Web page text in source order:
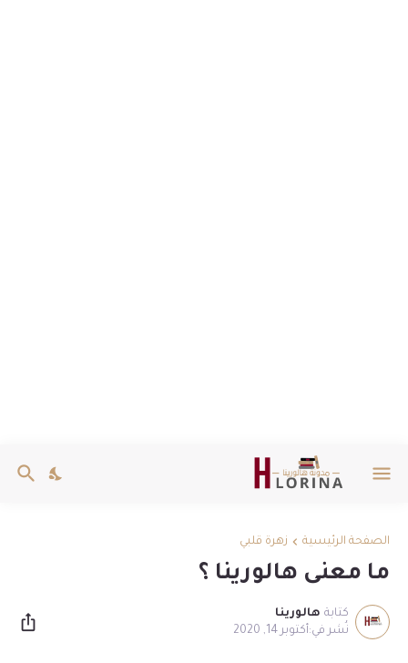
الصفحة الرئيسية زهرة قلبي
ما معنى هالورينا ؟
كتابة هالورينا
أكتوبر 14, 2020